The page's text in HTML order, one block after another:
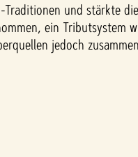
und stärkte
ein Tributsystem
jedoch